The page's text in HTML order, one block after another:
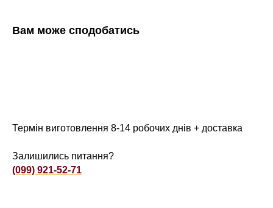
Вам може сподобатись
Термін виготовлення 8-14 робочих днів + доставка
Залишились питання?
(099) 921-52-71